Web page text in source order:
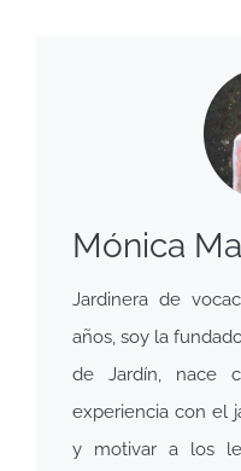
Mónica
Jardinera de
años, soy la
de Jardín, nace
experiencia con el
y motivar a los